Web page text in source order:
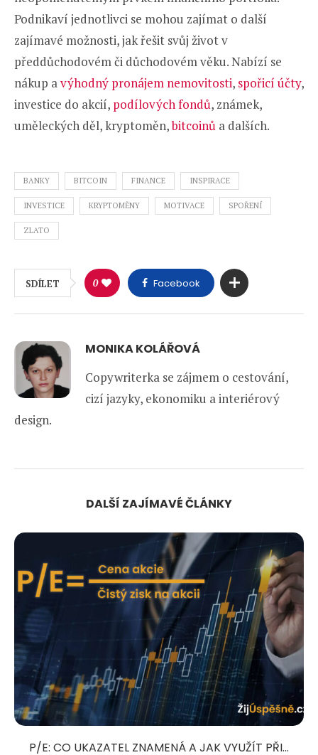
Podnikaví jednotlivci se mohou zajímat o další
zajímavé možnosti, jak řešit svůj život v
předdůchodovém či důchodovém věku. Nabízí se
nákup avýhodný pronájem nemovitosti, spořicí účty,
investice do akcií, podílových fondů, známek,
uměleckých děl, kryptoměn,bitcoinů a dalších.
BANKY BITCOIN FINANCE INSPIRACE
INVESTICE KRYPTOMĚNY MOTIVACE SPOŘENÍ
ZLATO
SDÍLET 0 Facebook
MONIKA KOLÁŘOVÁ
Copywriterka se zájmem o cestování,
cizí jazyky, ekonomiku a interiérový
design.
DALŠÍ ZAJÍMAVÉ ČLÁNKY
P/E: CO UKAZATEL ZNAMENÁ A JAK VYUŽÍT PŘI...